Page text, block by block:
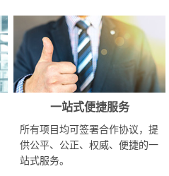
一站式便捷服务
所有项目均可签署合作协议，提
供公平、公正、权威、便捷的一
站式服务。